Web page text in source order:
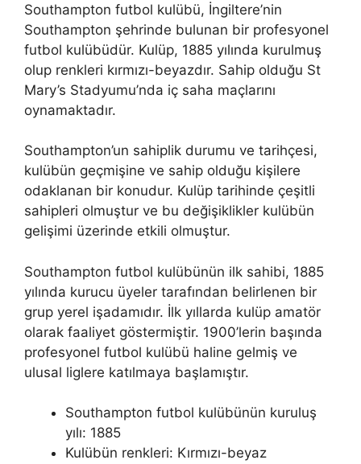
Southampton futbol kulübü, İngiltere’nin
Southampton şehrinde bulunan bir profesyonel
futbol kulübüdür. Kulüp, 1885 yılında kurulmuş
olup renkleri kırmızı-beyazdır. Sahip olduğu St
Mary’s Stadyumu’nda iç saha maçlarını
oynamaktadır.
Southampton’un sahiplik durumu ve tarihçesi,
kulübün geçmişine ve sahip olduğu kişilere
odaklanan bir konudur. Kulüp tarihinde çeşitli
sahipleri olmuştur ve bu değişiklikler kulübün
gelişimi üzerinde etkili olmuştur.
Southampton futbol kulübünün ilk sahibi, 1885
yılında kurucu üyeler tarafından belirlenen bir
grup yerel işadamıdır. İlk yıllarda kulüp amatör
olarak faaliyet göstermiştir. 1900’lerin başında
profesyonel futbol kulübü haline gelmiş ve
ulusal liglere katılmaya başlamıştır.
Southampton futbol kulübünün kuruluş
yılı: 1885
Kulübün renkleri: Kırmızı-beyaz